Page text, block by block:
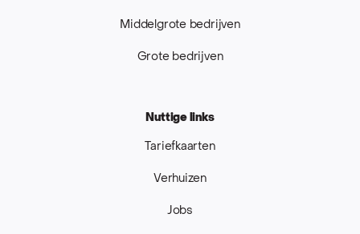
Middelgrote bedrijven
Grote bedrijven
Nuttige links
Tariefkaarten
Verhuizen
Jobs